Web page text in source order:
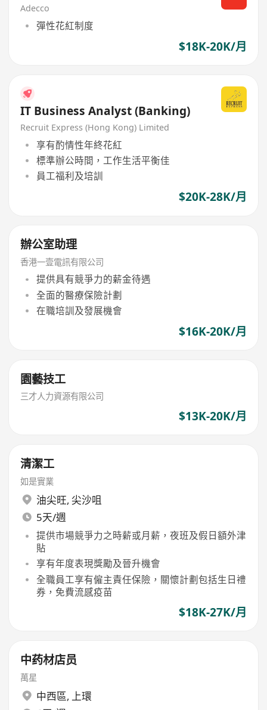
Adecco
彈性花紅制度
$18K-20K/月
IT Business Analyst (Banking)
Recruit Express (Hong Kong) Limited
享有酌情性年終花紅
標準辦公時間，工作生活平衡佳
員工福利及培訓
$20K-28K/月
辦公室助理
香港一壹電訊有限公司
提供具有競爭力的薪金待遇
全面的醫療保險計劃
在職培訓及發展機會
$16K-20K/月
園藝技工
三才人力資源有限公司
$13K-20K/月
清潔工
如是實業
油尖旺, 尖沙咀
5天/週
提供市場競爭力之時薪或月薪，夜班及假日額外津
貼
享有年度表現獎勵及晉升機會
全職員工享有僱主責任保險，關懷計劃包括生日禮
券，免費流感疫苗
$18K-27K/月
中药材店员
萬星
中西區, 上環